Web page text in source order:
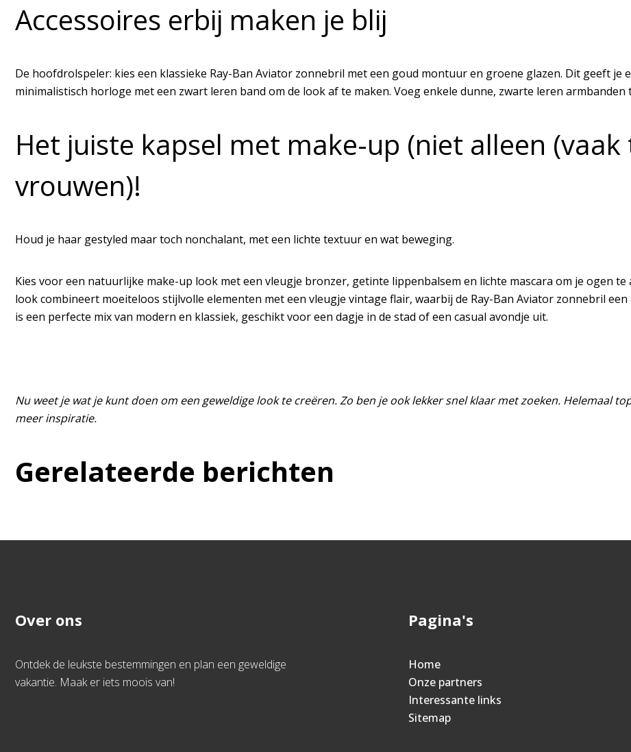
Accessoires erbij maken je blij
De hoofdrolspeler: kies een klassieke Ray-Ban Aviator zonnebril met een goud montuur en groene glazen. Dit geeft je
minimalistisch horloge met een zwart leren band om de look af te maken. Voeg enkele dunne, zwarte leren
Het juiste kapsel met make-up (niet alleen
vrouwen)!
Houd je haar gestyled maar toch nonchalant, met een lichte textuur en wat beweging.
Kies voor een natuurlijke make-up look met een vleugje bronzer, getinte lippenbalsem en lichte mascara om je ogen
look combineert moeiteloos stijlvolle elementen met een vleugje vintage flair, waarbij de Ray-Ban Aviator zonnebril
is een perfecte mix van modern en klassiek, geschikt voor een dagje in de stad of een casual avondje uit.
Nu weet je wat je kunt doen om een geweldige look te creëren. Zo ben je ook lekker snel klaar met zoeken. Helemaal
meer inspiratie.
Gerelateerde berichten
Over ons
Ontdek de leukste bestemmingen en plan een geweldige
vakantie. Maak er iets moois van!
Pagina's
Home
Onze partners
Interessante links
Sitemap